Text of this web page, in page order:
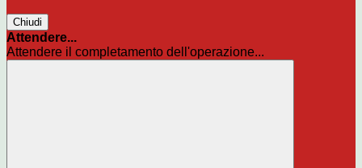
Chiudi
Attendere...
Attendere il completamento dell'operazione...